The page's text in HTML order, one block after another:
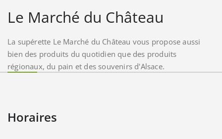
Le Marché du Château
La supérette Le Marché du Château vous propose aussi
bien des produits du quotidien que des produits
régionaux, du pain et des souvenirs d'Alsace.
Horaires